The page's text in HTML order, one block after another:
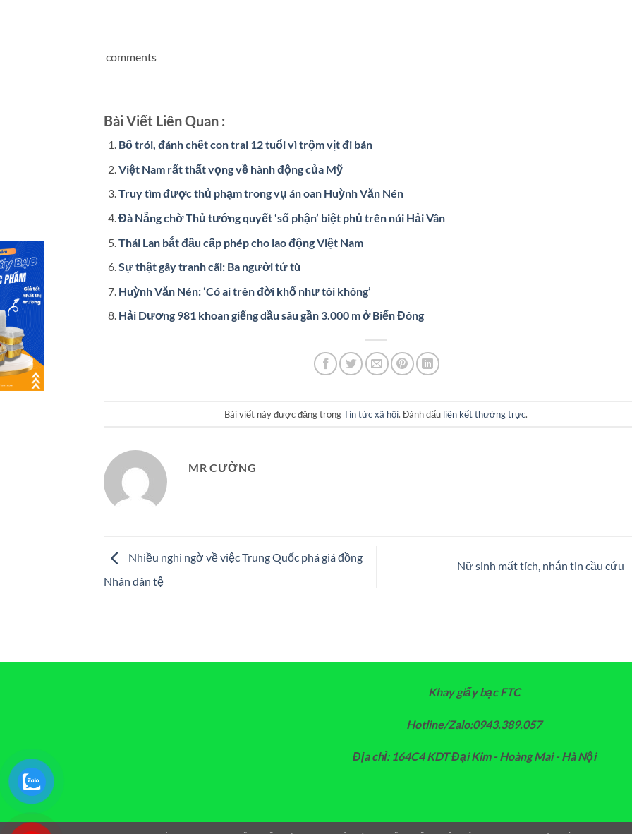
comments
Bài Viết Liên Quan :
Bố trói, đánh chết con trai 12 tuổi vì trộm vịt đi bán
Việt Nam rất thất vọng về hành động của Mỹ
Truy tìm được thủ phạm trong vụ án oan Huỳnh Văn Nén
Đà Nẵng chờ Thủ tướng quyết ‘số phận’ biệt phủ trên núi Hải Vân
Thái Lan bắt đầu cấp phép cho lao động Việt Nam
Sự thật gây tranh cãi: Ba người tử tù
Huỳnh Văn Nén: ‘Có ai trên đời khổ như tôi không’
Hải Dương 981 khoan giếng dầu sâu gần 3.000 m ở Biển Đông
Bài viết này được đăng trongTin tức xã hội. Đánh dấu liên kết thường trực.
MR CƯỜNG
Nhiều nghi ngờ về việc Trung Quốc phá giá đồng
Nhân dân tệ
Nữ sinh mất tích, nhắn tin cầu cứu
Khay giấy bạc FTC
Hotline/Zalo:0943.389.057
Địa chỉ: 164C4 KDT Đại Kim - Hoàng Mai - Hà Nội